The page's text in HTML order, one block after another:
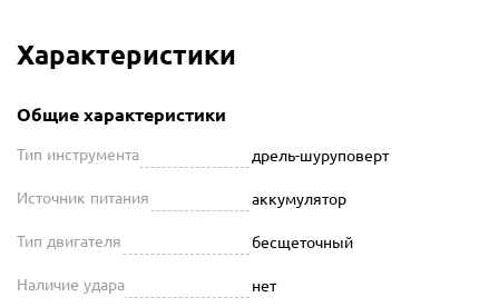
Характеристики
Общие характеристики
Тип инструмента дрель-шуруповерт
Источник питания аккумулятор
Тип двигателя бесщеточный
Наличие удара нет